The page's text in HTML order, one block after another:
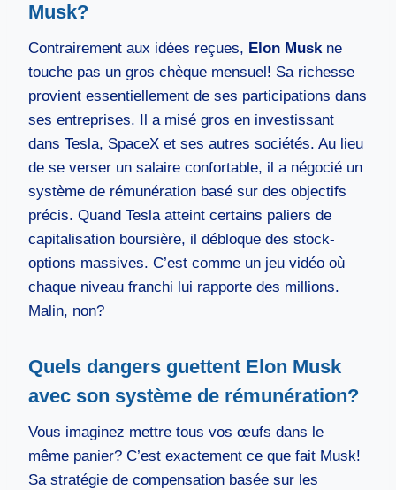
Musk?
Contrairement aux idées reçues, Elon Muskne
touche pas un gros chèque mensuel! Sa richesse
provient essentiellement de ses participations dans
ses entreprises. Il a misé gros en investissant
dans Tesla, SpaceX et ses autres sociétés. Au lieu
de se verser un salaire confortable, il a négocié un
système de rémunération basé sur des objectifs
précis. Quand Tesla atteint certains paliers de
capitalisation boursière, il débloque des stock-
options massives. C’est comme un jeu vidéo où
chaque niveau franchi lui rapporte des millions.
Malin, non?
Quels dangers guettent Elon Musk
avec son système de rémunération?
Vous imaginez mettre tous vos œufs dans le
même panier? C’est exactement ce que fait Musk!
Sa stratégie de compensation basée sur les